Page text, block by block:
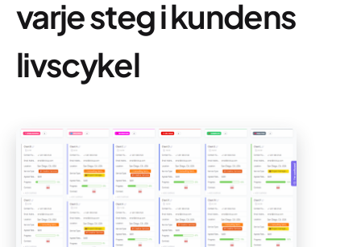
varje steg i kundens
livscykel